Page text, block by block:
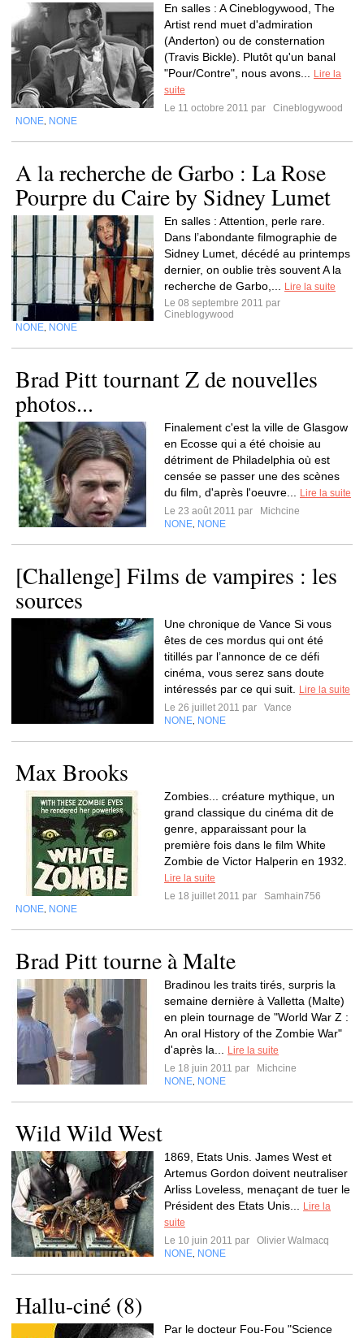
En salles : A Cineblogywood, The
Artist rend muet d'admiration
(Anderton) ou de consternation
(Travis Bickle). Plutôt qu'un banal
"Pour/Contre", nous avons...
Lire la
suite
Le 11 octobre 2011 par
Cineblogywood
NONE NONE
A la recherche de Garbo : La Rose
Pourpre du Caire by Sidney Lumet
En salles : Attention, perle rare.
Dans l’abondante filmographie de
Sidney Lumet, décédé au printemps
dernier, on oublie très souvent A la
recherche de Garbo,...
Lire la suite
Le 08 septembre 2011 par
Cineblogywood
NONE NONE
Brad Pitt tournant Z de nouvelles
photos...
Finalement c'est la ville de Glasgow
en Ecosse qui a été choisie au
détriment de Philadelphia où est
censée se passer une des scènes
du film, d'après l'oeuvre...
Lire la suite
Le 23 août 2011 par
Michcine
NONE NONE
[Challenge] Films de vampires : les
sources
Une chronique de Vance Si vous
êtes de ces mordus qui ont été
titillés par l’annonce de ce défi
cinéma, vous serez sans doute
intéressés par ce qui suit.
Lire la suite
Le 26 juillet 2011 par
Vance
NONE NONE
Max Brooks
Zombies... créature mythique, un
grand classique du cinéma dit de
genre, apparaissant pour la
première fois dans le film White
Zombie de Victor Halperin en 1932.
Lire la suite
Le 18 juillet 2011 par
Samhain756
NONE NONE
Brad Pitt tourne à Malte
Bradinou les traits tirés, surpris la
semaine dernière à Valletta (Malte)
en plein tournage de "World War Z :
An oral History of the Zombie War"
d'après la...
Lire la suite
Le 18 juin 2011 par
Michcine
NONE NONE
Wild Wild West
1869, Etats Unis. James West et
Artemus Gordon doivent neutraliser
Arliss Loveless, menaçant de tuer le
Président des Etats Unis...
Lire la
suite
Le 10 juin 2011 par
Olivier Walmacq
NONE NONE
Hallu-ciné (8)
Par le docteur Fou-Fou "Science